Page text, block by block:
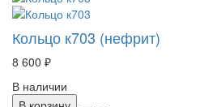
Кольцо к703 (нефрит)
8 600 ₽
В наличии